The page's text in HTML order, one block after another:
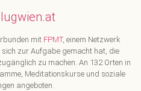
mit FPMT, einem Netzwerk
zur Aufgabe gemacht hat, die
zu machen. An 132 Orten in
Meditationskurse und soziale
angeboten.